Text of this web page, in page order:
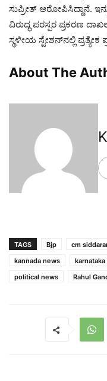
ಸುಪ್ರೀತ್ ಆರೋಪಿಸಿದ್ದಾನೆ.
ವಿರುದ್ಧ ಪರಸ್ಪರ ಪ್ರಕರಣ
ಸ್ಥಳೀಯ ಸ್ಟೇಶನ್‌ನಲ್ಲಿ
About The
TAGS Bjp cm
kannada news
political news
Rahul